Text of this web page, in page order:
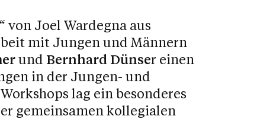
von Joel Wardegna aus
mit Jungen und Männern
und Bernhard Dünser einen
in der Jungen- und
lag ein besonderes
gemeinsamen kollegialen